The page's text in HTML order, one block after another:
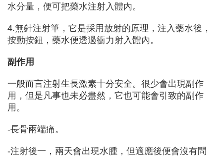
水分量，便可把藥水注射入體內。
4.無針注射筆，它是採用放射的原理，注入藥水後，
按動按鈕，藥水便透過衝力射入體內。
副作用
一般而言注射生長激素十分安全。很少會出現副作
用，但是凡事也未必盡然，它也可能會引致的副作
用。
-長骨兩端痛。
-注射後一，兩天會出現水腫，但適應後便會沒有問